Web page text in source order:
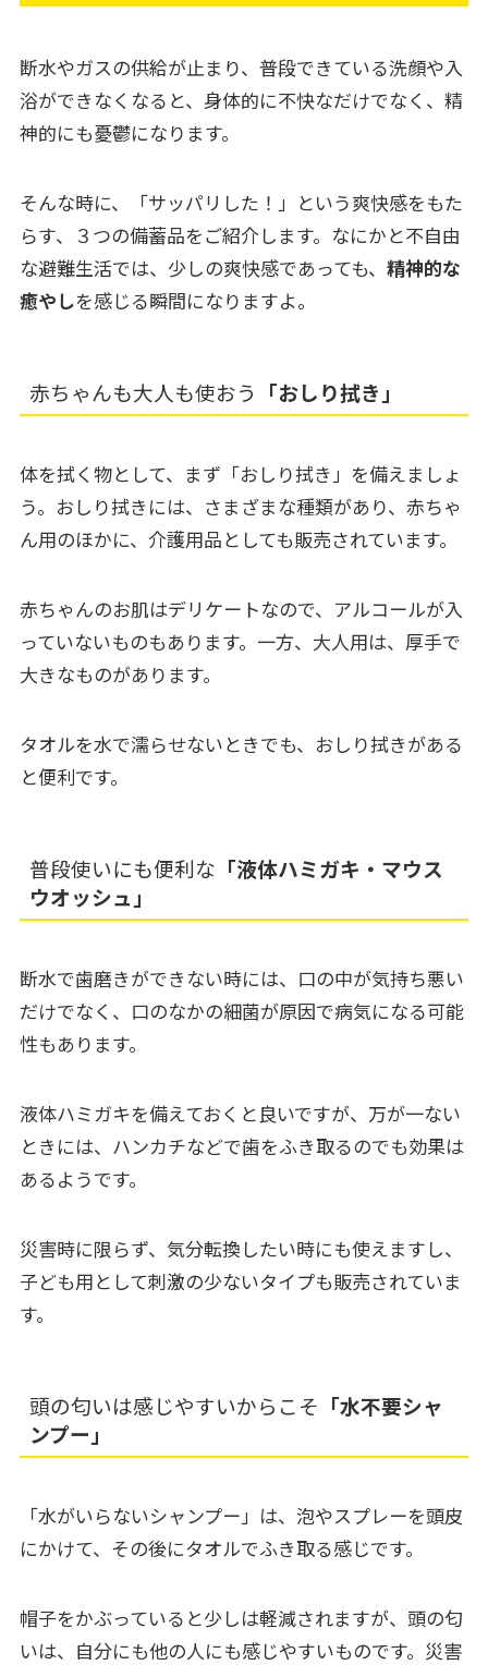
断水やガスの供給が止まり、普段できている洗顔や入
浴ができなくなると、身体的に不快なだけでなく、精
神的にも憂鬱になります。
そんな時に、「サッパリした！」という爽快感をもた
らす、３つの備蓄品をご紹介します。なにかと不自由
な避難生活では、少しの爽快感であっても、 精神的な
癒やしを感じる瞬間になりますよ。
赤ちゃんも大人も使おう 「おしり拭き」
体を拭く物として、まず「おしり拭き」を備えましょ
う。おしり拭きには、さまざまな種類があり、赤ちゃ
ん用のほかに、介護用品としても販売されています。
赤ちゃんのお肌はデリケートなので、アルコールが入
っていないものもあります。一方、大人用は、厚手で
大きなものがあります。
タオルを水で濡らせないときでも、おしり拭きがある
と便利です。
普段使いにも便利な 「液体ハミガキ・マウス
ウオッシュ」
断水で歯磨きができない時には、口の中が気持ち悪い
だけでなく、口のなかの細菌が原因で病気になる可能
性もあります。
液体ハミガキを備えておくと良いですが、万が一ない
ときには、ハンカチなどで歯をふき取るのでも効果は
あるようです。
災害時に限らず、気分転換したい時にも使えますし、
子ども用として刺激の少ないタイプも販売されていま
す。
頭の匂いは感じやすいからこそ 「水不要シャ
ンプー」
「水がいらないシャンプー」は、泡やスプレーを頭皮
にかけて、その後にタオルでふき取る感じです。
帽子をかぶっていると少しは軽減されますが、頭の匂
いは、自分にも他の人にも感じやすいものです。災害